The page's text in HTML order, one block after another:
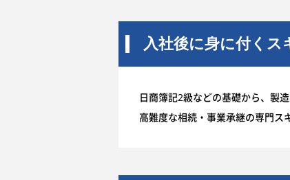
入社後に身に付くス
日商簿記2級などの基礎から、製
高難度な相続・事業承継の専門ス